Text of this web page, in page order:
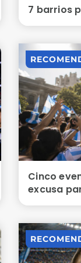
7 barrios
Cinco
excusa